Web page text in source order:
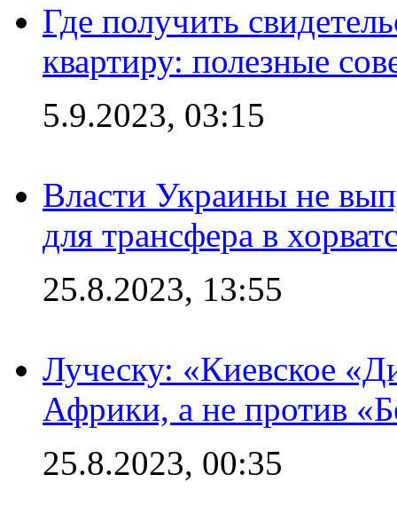
Где получить
квартиру: полезные
5.9.2023, 03:15
Власти Украины не
для трансфера в
25.8.2023, 13:55
Луческу: «Киевское
Африки, а не против
25.8.2023, 00:35